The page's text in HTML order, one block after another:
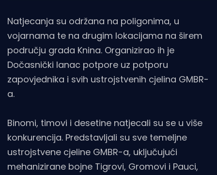
Natjecanja su održana na poligonima, u
vojarnama te na drugim lokacijama na širem
području grada Knina. Organizirao ih je
Dočasnički lanac potpore uz potporu
zapovjednika i svih ustrojstvenih cjelina GMBR-
a.
Binomi, timovi i desetine natjecali su se u više
konkurencija. Predstavljali su sve temeljne
ustrojstvene cjeline GMBR-a, uključujući
mehanizirane bojne Tigrovi, Gromovi i Pauci,